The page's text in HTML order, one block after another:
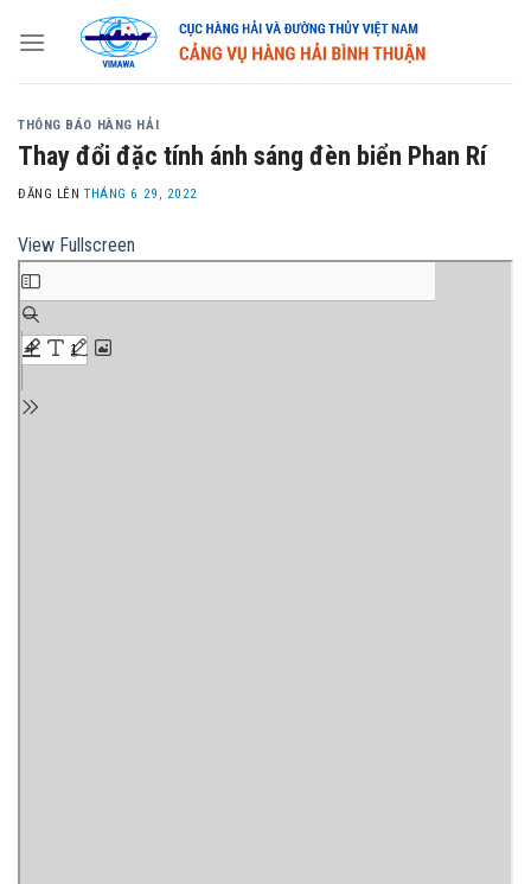
THÔNG BÁO HÀNG HẢI
Thay đổi đặc tính ánh sáng đèn biển Phan Rí
ĐĂNG LÊNTHÁNG 6 29, 2022
View Fullscreen